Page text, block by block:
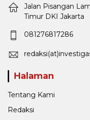
Jalan Pisangan
Timur DKI Jakarta
081276817286
Halaman
Tentang Kami
Redaksi